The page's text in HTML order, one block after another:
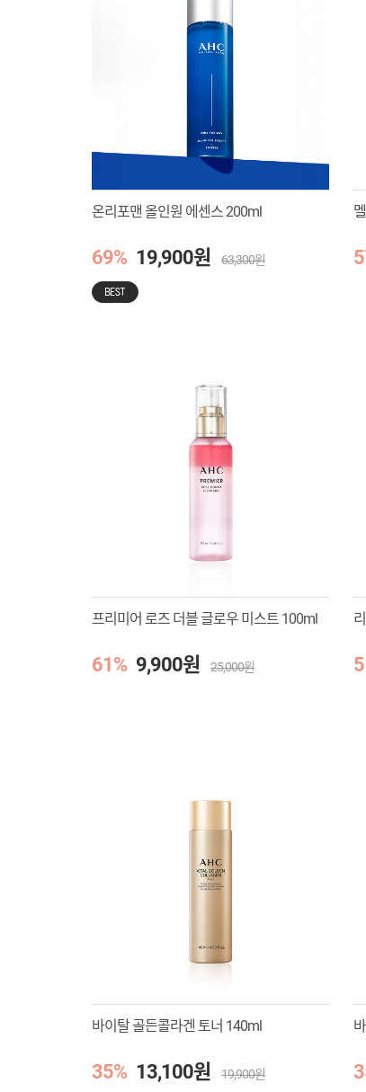
온리포맨 올인원 에센스 200ml
69% 19,900원 63,300원
BEST
프리미어 로즈 더블 글로우 미스트 100ml
61% 9,900원 25,000원
바이탈 골든콜라겐 토너 140ml
35% 13,100원 19,900원